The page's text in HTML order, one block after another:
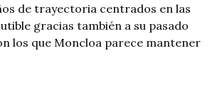
de trayectoria centrados en las
gracias también a su pasado
los que Moncloa parece mantener